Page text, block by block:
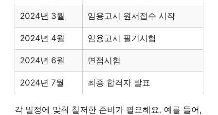
2024년 3월 임용고시 원서접수 시작
2024년 4월 임용고시 필기시험
2024년 6월 면접시험
2024년 7월 최종 합격자 발표
각 일정에 맞춰 철저한 준비가 필요해요. 예를 들어,